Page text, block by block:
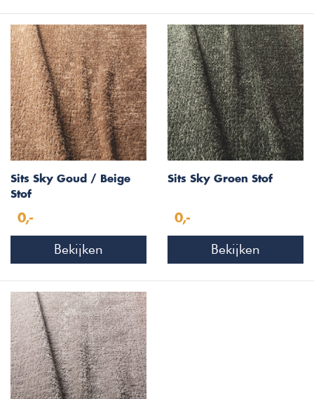
Sits Sky Goud / Beige
Stof
0,-
Bekijken
Sits Sky Groen Stof
0,-
Bekijken